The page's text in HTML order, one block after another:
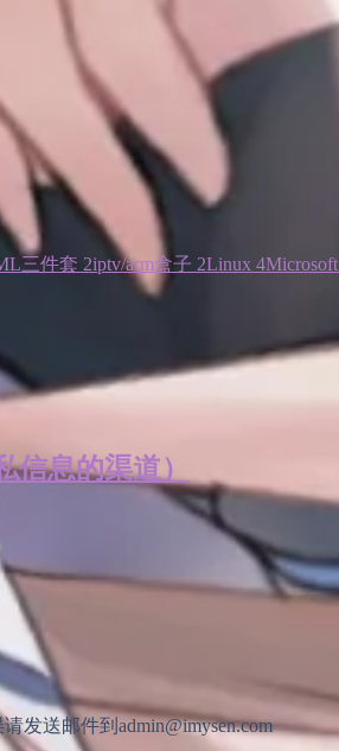
三件套 2iptv/arm盒子 2Linux 4Microsoft
息的渠道）
发送邮件到admin@imysen.com